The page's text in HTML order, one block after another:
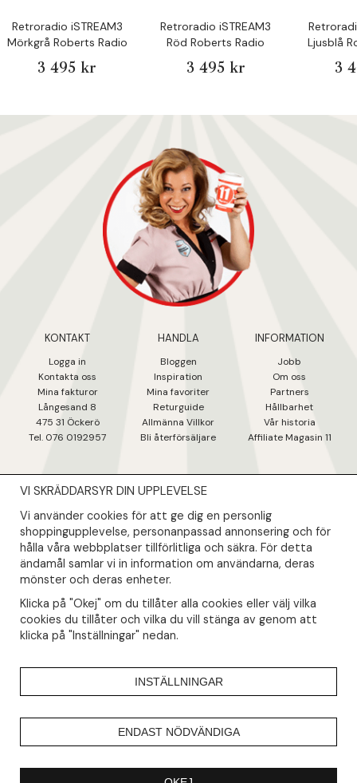
Retroradio iSTREAM3
Mörkgrå Roberts Radio
3 495 kr
Retroradio iSTREAM3
Röd Roberts Radio
3 495 kr
Ljusblå
3
KONTAKT
Logga in
Kontakta oss
Mina fakturor
Långesand 8
475 31 Öckerö
Tel. 076 0192957
HANDLA
Bloggen
Inspiration
Mina favoriter
Returguide
Allmänna Villkor
Bli återförsäljare
INFORMATION
Jobb
Om oss
Partners
Hållbarhet
Vår historia
Affiliate Magasin 11
NYHETSBREV
Såklart skall du ta del av våra bästa erbjudanden & nyheter!
Din mail kommer endast användas till våra nyhetsbrev.
VI SKRÄDDARSYR DIN UPPLEVELSE
Vi använder cookies för att ge dig en personlig
shoppingupplevelse, personanpassad annonsering och för
hålla våra webbplatser tillförlitliga och säkra. För detta
ändamål samlar vi in information om användarna, deras
mönster och deras enheter.
Klicka på "Okej" om du tillåter alla cookies eller välj vilka
cookies du tillåter och vilka du vill stänga av genom att
klicka på "Inställningar" nedan.
INSTÄLLNINGAR
ENDAST NÖDVÄNDIGA